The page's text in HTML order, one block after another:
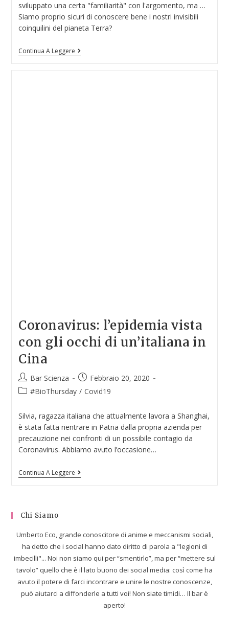
sviluppato una certa "familiarità" con l'argomento, ma …
Siamo proprio sicuri di conoscere bene i nostri invisibili
coinquilini del pianeta Terra?
Continua A Leggere
Coronavirus: l’epidemia vista
con gli occhi di un’italiana in
Cina
Bar Scienza
Febbraio 20, 2020
#BioThursday / Covid19
Silvia, ragazza italiana che attualmente lavora a Shanghai,
è stata fatta rientrare in Patria dalla propria azienda per
precauzione nei confronti di un possibile contagio da
Coronavirus. Abbiamo avuto l’occasione…
Continua A Leggere
Chi Siamo
Umberto Eco, grande conoscitore di anime e meccanismi sociali,
ha detto che i social hanno dato diritto di parola a "legioni di
imbecilli"... Noi non siamo qui per “smentirlo”, ma per “mettere sul
tavolo” quello che è il lato buono dei social media: così come ha
avuto il potere di farci incontrare e unire le nostre conoscenze,
può aiutarci a diffonderle a tutti voi! Non siate timidi… Il bar è
aperto!